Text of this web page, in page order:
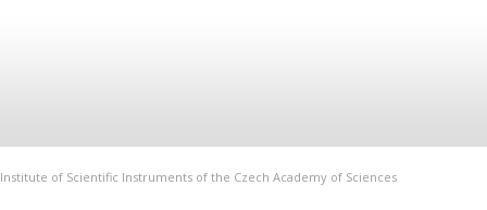
Institute of Scientific Instruments of the Czech Academy of Sciences